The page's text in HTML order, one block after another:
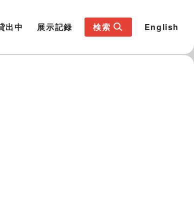
出中 展示記録 検索 English